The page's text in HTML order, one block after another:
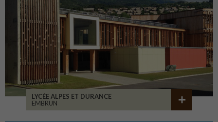
LYCÉE ALPES ET DURANCE
EMBRUN